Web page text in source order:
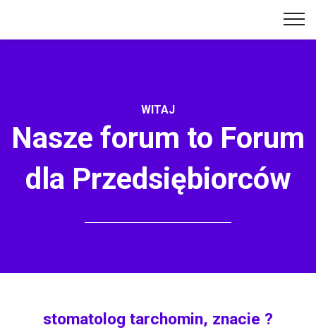
WITAJ
Nasze forum to Forum
dla Przedsiębiorców
stomatolog tarchomin, znacie ?